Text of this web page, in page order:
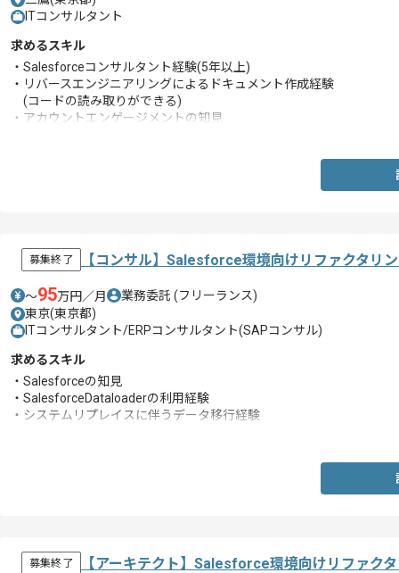
ITコンサルタント
求めるスキル
・Salesforceコンサルタント経験(5年以上)
・リバースエンジニアリングによるドキュメント作成経験
(コードの読み取りができる)
・アカウントエンゲージメントの知見
募集終了 【コンサル】Salesforce環境向けリファクタリ
〜95万円／月 業務委託 (フリーランス)
東京(東京都)
ITコンサルタント/ERPコンサルタント(SAPコンサル)
求めるスキル
・Salesforceの知見
・SalesforceDataloaderの利用経験
・システムリプレイスに伴うデータ移行経験
募集終了 【アーキテクト】Salesforce環境向けリファク